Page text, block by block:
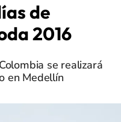
de
2016
se realizará
en Medellín